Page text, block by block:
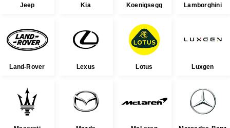
Jeep Kia Koenigsegg Lamborghini
Land-Rover Lexus Lotus Luxgen